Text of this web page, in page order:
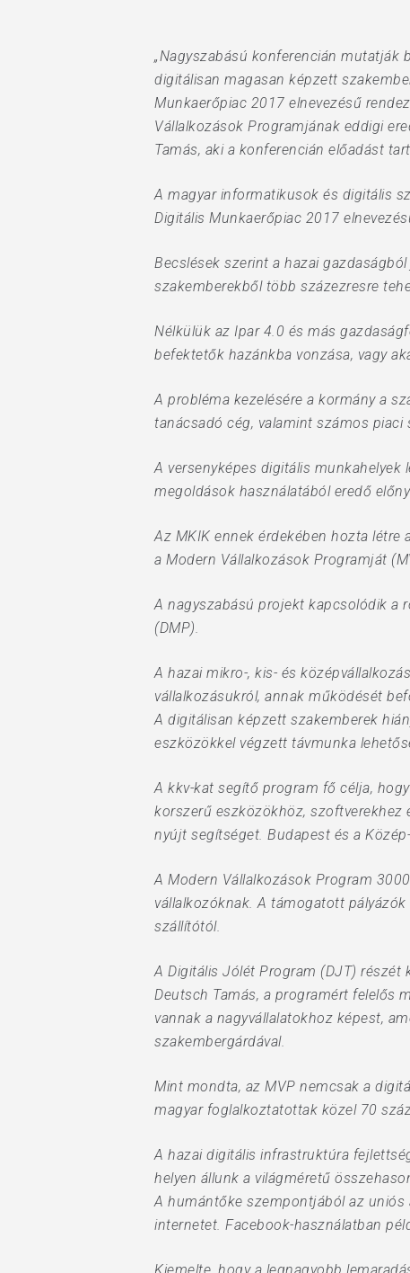
Hit enter to search or ESC to close
„Nagyszabású konferencián mutatják
digitálisan magasan képzett
Munkaerőpiac 2017 elnevezésű
Vállalkozások Programjának eddigi
Tamás, aki a konferencián előadást
A magyar informatikusok és digitális
Digitális Munkaerőpiac 2017
Becslések szerint a hazai
szakemberekből több százezresre
Nélkülük az Ipar 4.0 és más
befektetők hazánkba vonzása, vagy
A probléma kezelésére a kormány a
tanácsadó cég, valamint számos
A versenyképes digitális
megoldások használatából eredő
Az MKIK ennek érdekében hozta
a Modern Vállalkozások Programját
A nagyszabású projekt kapcsolódik a
(DMP).
A hazai mikro-, kis- és
vállalkozásukról, annak működését
A digitálisan képzett szakemberek
eszközökkel végzett távmunka
A kkv-kat segítő program fő célja,
korszerű eszközökhöz, szoftverekhez
nyújt segítséget. Budapest és a
A Modern Vállalkozások Program
vállalkozóknak. A támogatott
szállítótól.
A Digitális Jólét Program (DJT)
Deutsch Tamás, a programért felelős
vannak a nagyvállalatokhoz képest,
szakembergárdával.
Mint mondta, az MVP nemcsak a
magyar foglalkoztatottak közel 70
A hazai digitális infrastruktúra
helyen állunk a világméretű
A humántőke szempontjából az
internetet. Facebook-használatban